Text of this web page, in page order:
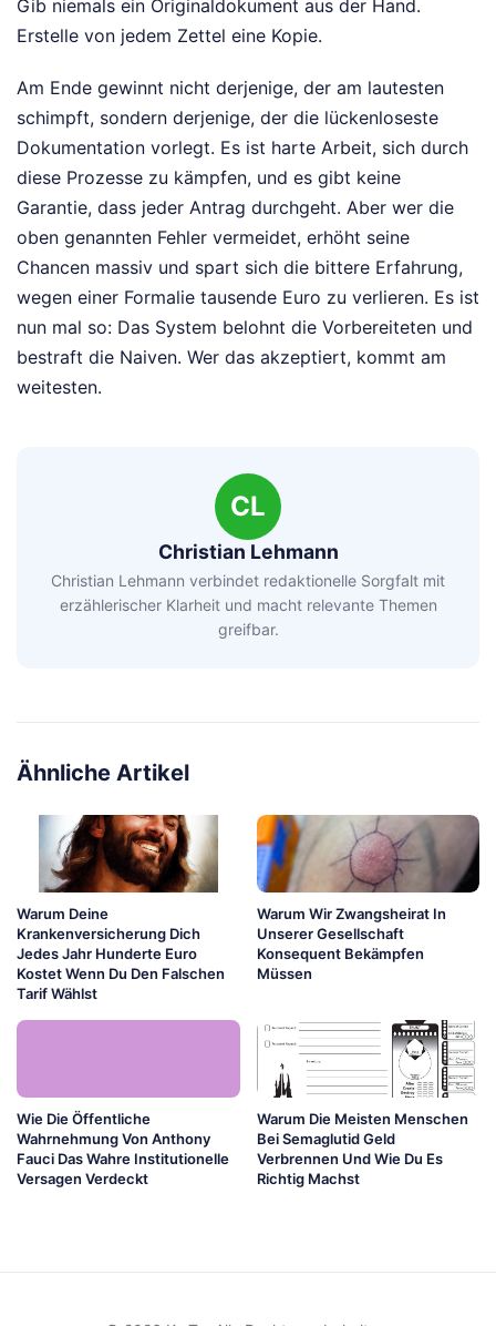
Gib niemals ein Originaldokument aus der Hand.
Erstelle von jedem Zettel eine Kopie.
Am Ende gewinnt nicht derjenige, der am lautesten
schimpft, sondern derjenige, der die lückenloseste
Dokumentation vorlegt. Es ist harte Arbeit, sich durch
diese Prozesse zu kämpfen, und es gibt keine
Garantie, dass jeder Antrag durchgeht. Aber wer die
oben genannten Fehler vermeidet, erhöht seine
Chancen massiv und spart sich die bittere Erfahrung,
wegen einer Formalie tausende Euro zu verlieren. Es ist
nun mal so: Das System belohnt die Vorbereiteten und
bestraft die Naiven. Wer das akzeptiert, kommt am
weitesten.
CL
Christian Lehmann
Christian Lehmann verbindet redaktionelle Sorgfalt mit
erzählerischer Klarheit und macht relevante Themen
greifbar.
Ähnliche Artikel
Warum Deine
Krankenversicherung Dich
Jedes Jahr Hunderte Euro
Kostet Wenn Du Den Falschen
Tarif Wählst
Warum Wir Zwangsheirat In
Unserer Gesellschaft
Konsequent Bekämpfen
Müssen
Wie Die Öffentliche
Wahrnehmung Von Anthony
Fauci Das Wahre Institutionelle
Versagen Verdeckt
Warum Die Meisten Menschen
Bei Semaglutid Geld
Verbrennen Und Wie Du Es
Richtig Machst